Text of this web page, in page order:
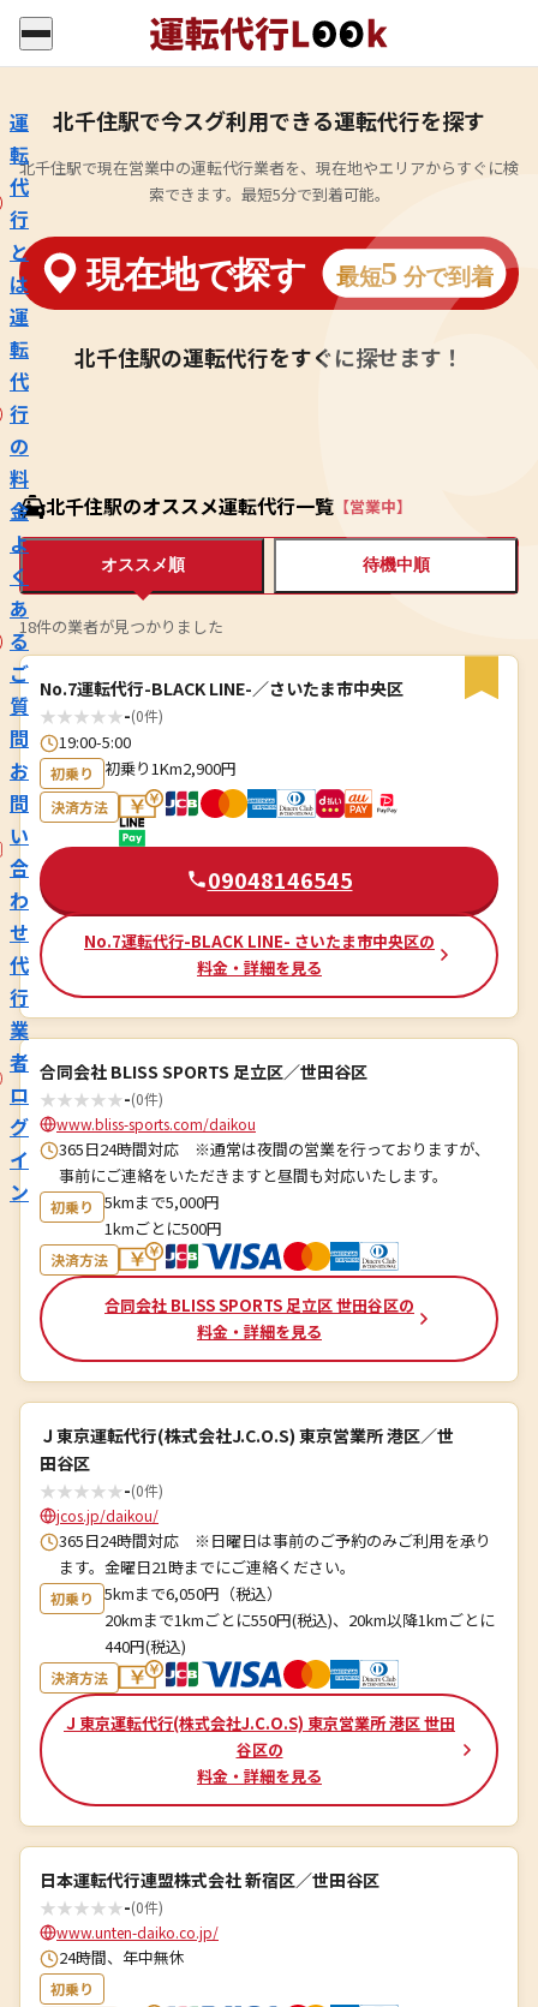
運
転
代
行
と
は
運
転
代
行
の
料
金
よ
く
あ
る
ご
質
問
お
問
い
合
わ
せ
代
行
業
者
ロ
グ
イ
ン
北千住駅で今スグ利用できる運転代行を探す
北千住駅で現在営業中の運転代行業者を、現在地やエリアからすぐに検
索できます。最短5分で到着可能。
北千住駅の運転代行をすぐに探せます！
北千住駅のオススメ運転代行一覧 【営業中】
オススメ順 待機中順
18件の業者が見つかりました
No.7運転代行-BLACK LINE-／さいたま市中央区
★★★★★-(0件)
19:00-5:00
初乗り 初乗り1Km2,900円
決済方法
09048146545
No.7運転代行-BLACK LINE- さいたま市中央区の
料金・詳細を見る
合同会社 BLISS SPORTS 足立区／世田谷区
★★★★★-(0件)
www.bliss-sports.com/daikou
365日24時間対応 ※通常は夜間の営業を行っておりますが、
事前にご連絡をいただきますと昼間も対応いたします。
初乗り
5kmまで5,000円
1kmごとに500円
決済方法
合同会社 BLISS SPORTS 足立区 世田谷区の
料金・詳細を見る
Ｊ東京運転代行(株式会社J.C.O.S) 東京営業所 港区／世
田谷区
★★★★★-(0件)
jcos.jp/daikou/
365日24時間対応 ※日曜日は事前のご予約のみご利用を承り
ます。金曜日21時までにご連絡ください。
初乗り
5kmまで6,050円（税込）
20kmまで1kmごとに550円(税込)、20km以降1kmごとに
440円(税込)
決済方法
Ｊ東京運転代行(株式会社J.C.O.S) 東京営業所 港区 世田
谷区の
料金・詳細を見る
日本運転代行連盟株式会社 新宿区／世田谷区
★★★★★-(0件)
www.unten-daiko.co.jp/
24時間、年中無休
初乗り